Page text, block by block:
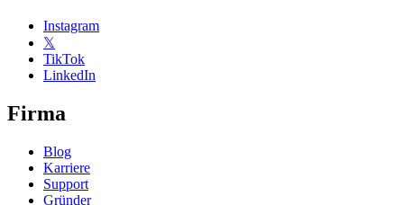
Instagram
𝕏
TikTok
LinkedIn
Firma
Blog
Karriere
Support
Gründer